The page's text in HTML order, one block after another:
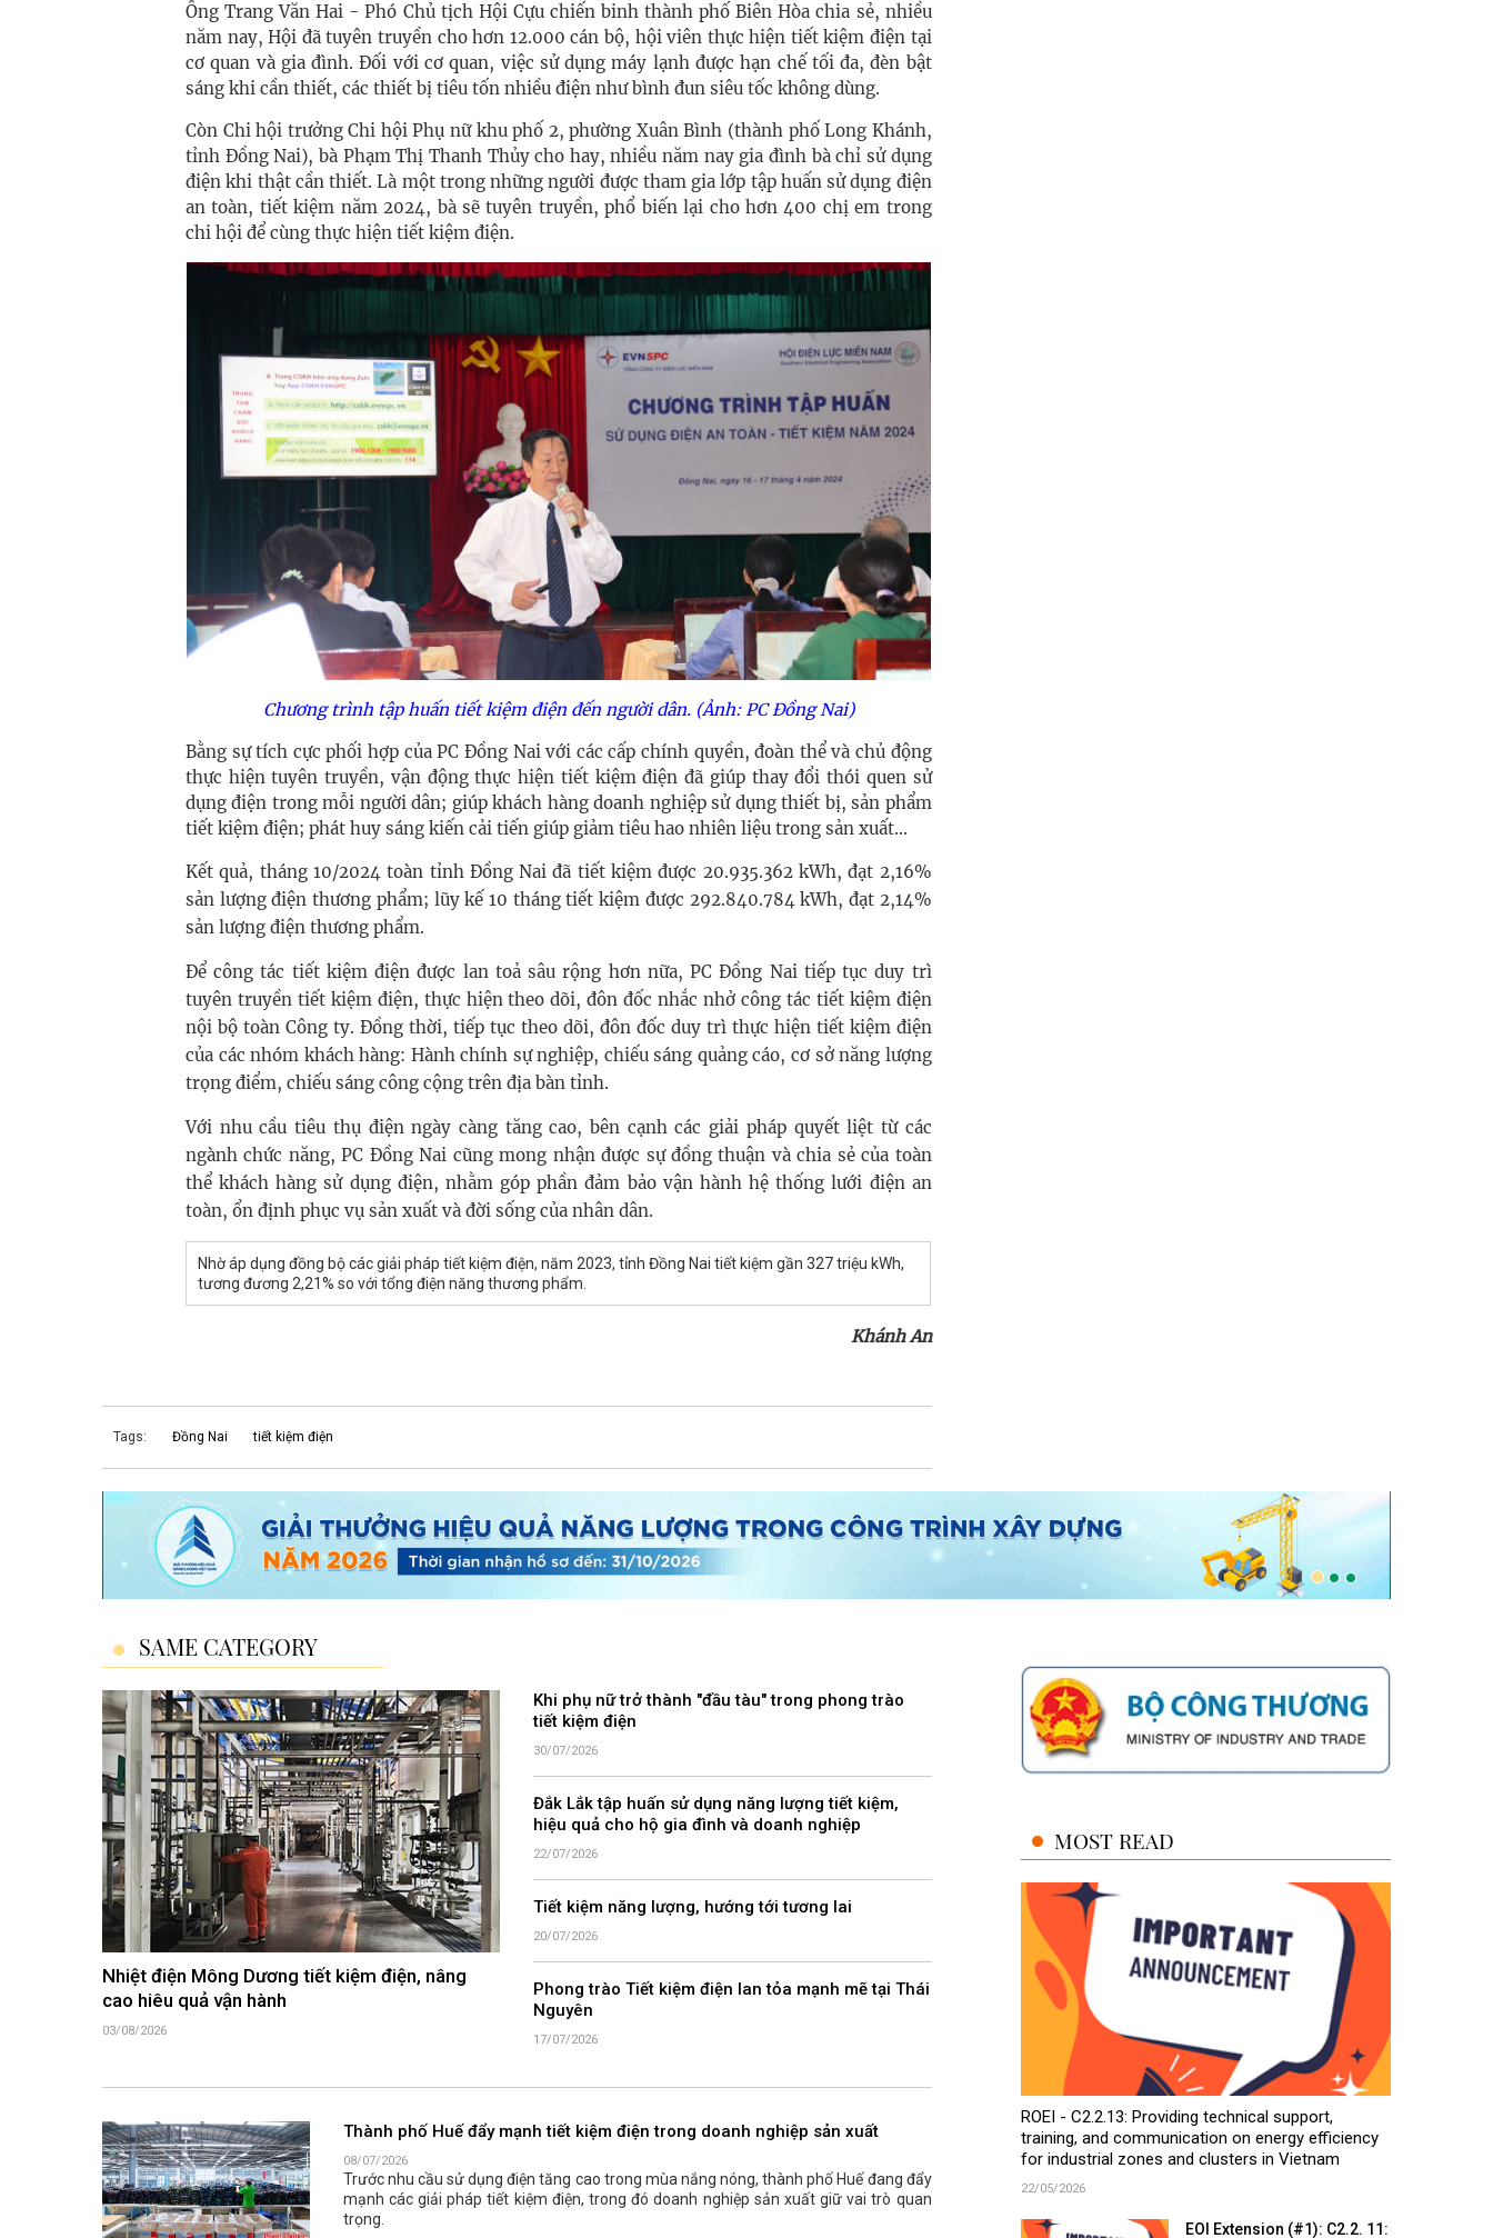
Ông Trang Văn Hai -Phó Chủ tịch Hội Cựu chiến binh thành phố Biên Hòachia sẻ, nhiều
năm nay, Hội đã tuyên truyền cho hơn 12.000 cán bộ, hội viên thực hiện tiết kiệm điện tại
cơ quan và gia đình. Đối với cơ quan, việc sử dụng máy lạnh được hạn chế tối đa, đèn bật
sáng khi cần thiết, các thiết bị tiêu tốn nhiều điện như bình đun siêu tốc không dùng.
Còn Chi hội trưởng Chi hội Phụ nữ khu phố 2, phường Xuân Bình (thành phố Long Khánh,
tỉnh Đồng Nai), bà Phạm Thị Thanh Thủy cho hay, nhiều năm nay gia đình bà chỉ sử dụng
điện khi thật cần thiết. Là một trong những người được tham gia lớp tập huấn sử dụng điện
an toàn, tiết kiệm năm 2024, bà sẽ tuyên truyền, phổ biến lại cho hơn 400 chị em trong
chi hội để cùng thực hiện tiết kiệm điện.
Chương trình tập huấn tiết kiệm điện đến người dân. (Ảnh: PC Đồng Nai)
Bằng sự tích cực phối hợp của PC Đồng Nai với các cấp chính quyền, đoàn thể và chủ động
thực hiện tuyên truyền, vận động thực hiện tiết kiệm điện đã giúp thay đổi thói quen sử
dụng điện trong mỗi người dân; giúp khách hàng doanh nghiệp sử dụng thiết bị, sản phẩm
tiết kiệm điện; phát huy sáng kiến cải tiến giúp giảm tiêu hao nhiên liệu trong sản xuất...
Kết quả, tháng 10/2024 toàn tỉnh Đồng Nai đã tiết kiệm được 20.935.362 kWh, đạt 2,16%
sản lượng điện thương phẩm; lũy kế 10 tháng tiết kiệm được 292.840.784 kWh, đạt 2,14%
sản lượng điện thương phẩm.
Để công tác tiết kiệm điện được lan toả sâu rộng hơn nữa, PC Đồng Nai tiếp tục duy trì
tuyên truyền tiết kiệm điện, thực hiện theo dõi, đôn đốc nhắc nhở công tác tiết kiệm điện
nội bộ toàn Công ty. Đồng thời, tiếp tục theo dõi, đôn đốc duy trì thực hiện tiết kiệm điện
của các nhóm khách hàng: Hành chính sự nghiệp, chiếu sáng quảng cáo, cơ sở năng lượng
trọng điểm, chiếu sáng công cộng trên địa bàn tỉnh.
Với nhu cầu tiêu thụ điện ngày càng tăng cao, bên cạnh các giải pháp quyết liệt từ các
ngành chức năng,PC Đồng Nai cũng mong nhận được sự đồng thuận và chia sẻ của toàn
thể khách hàng sử dụng điện, nhằm góp phần đảm bảo vận hành hệ thống lưới điện an
toàn, ổn định phục vụ sản xuất và đời sống của nhân dân.
Nhờ áp dụng đồng bộ các giải pháp tiết kiệm điện, năm 2023, tỉnh Đồng Nai tiết kiệm gần 327 triệu kWh,
tương đương 2,21% so với tổng điện năng thương phẩm.
Khánh An
Tags: Đồng Nai tiết kiệm điện
SAME CATEGORY
Nhiệt điện Mông Dương tiết kiệm điện, nâng
cao hiêu quả vận hành
03/08/2026
Khi phụ nữ trở thành "đầu tàu" trong phong trào
tiết kiệm điện
30/07/2026
Đắk Lắk tập huấn sử dụng năng lượng tiết kiệm,
hiệu quả cho hộ gia đình và doanh nghiệp
22/07/2026
Tiết kiệm năng lượng, hướng tới tương lai
20/07/2026
Phong trào Tiết kiệm điện lan tỏa mạnh mẽ tại Thái
Nguyên
17/07/2026
Thành phố Huế đẩy mạnh tiết kiệm điện trong doanh nghiệp sản xuất
08/07/2026
Trước nhu cầu sử dụng điện tăng cao trong mùa nắng nóng, thành phố Huế đang đẩy
mạnh các giải pháp tiết kiệm điện, trong đó doanh nghiệp sản xuất giữ vai trò quan
trọng.
MOST READ
ROEI - C2.2.13: Providing technical support,
training, and communication on energy efficiency
for industrial zones and clusters in Vietnam
22/05/2026
EOI Extension (#1): C2.2. 11: